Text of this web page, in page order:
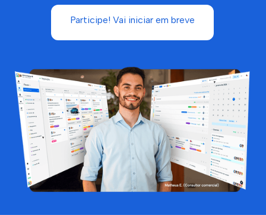
Participe! Vai iniciar em breve